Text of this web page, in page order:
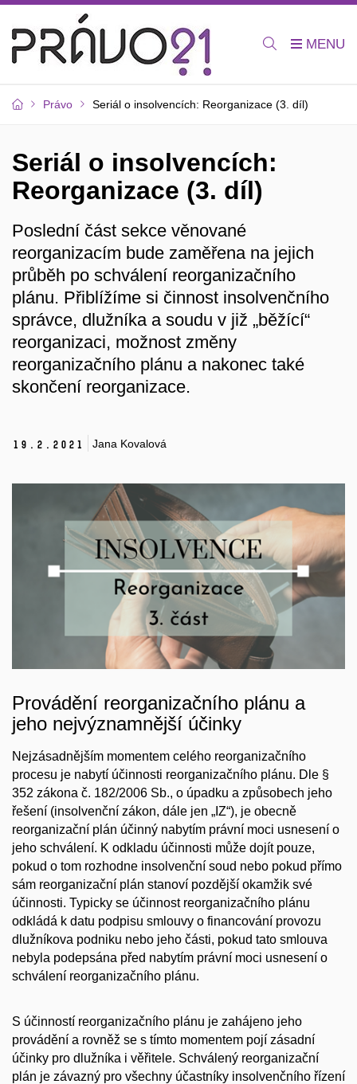
Právo Seriál o insolvencích: Reorganizace (3. díl)
Seriál o insolvencích:
Reorganizace (3. díl)
Poslední část sekce věnované
reorganizacím bude zaměřena na jejich
průběh po schválení reorganizačního
plánu. Přiblížíme si činnost insolvenčního
správce, dlužníka a soudu v již „běžící“
reorganizaci, možnost změny
reorganizačního plánu a nakonec také
skončení reorganizace.
19. 2. 2021 Jana Kovalová
Provádění reorganizačního plánu a
jeho nejvýznamnější účinky
Nejzásadnějším momentem celého reorganizačního
procesu je nabytí účinnosti reorganizačního plánu. Dle §
352 zákona č. 182/2006 Sb., o úpadku a způsobech jeho
řešení (insolvenční zákon, dále jen „IZ“), je obecně
reorganizační plán účinný nabytím právní moci usnesení o
jeho schválení. K odkladu účinnosti může dojít pouze,
pokud o tom rozhodne insolvenční soud nebo pokud přímo
sám reorganizační plán stanoví pozdější okamžik své
účinnosti. Typicky se účinnost reorganizačního plánu
odkládá k datu podpisu smlouvy o financování provozu
dlužníkova podniku nebo jeho části, pokud tato smlouva
nebyla podepsána před nabytím právní moci usnesení o
schválení reorganizačního plánu.
S účinností reorganizačního plánu je zahájeno jeho
provádění a rovněž se s tímto momentem pojí zásadní
účinky pro dlužníka i věřitele. Schválený reorganizační
plán je závazný pro všechny účastníky insolvenčního řízení